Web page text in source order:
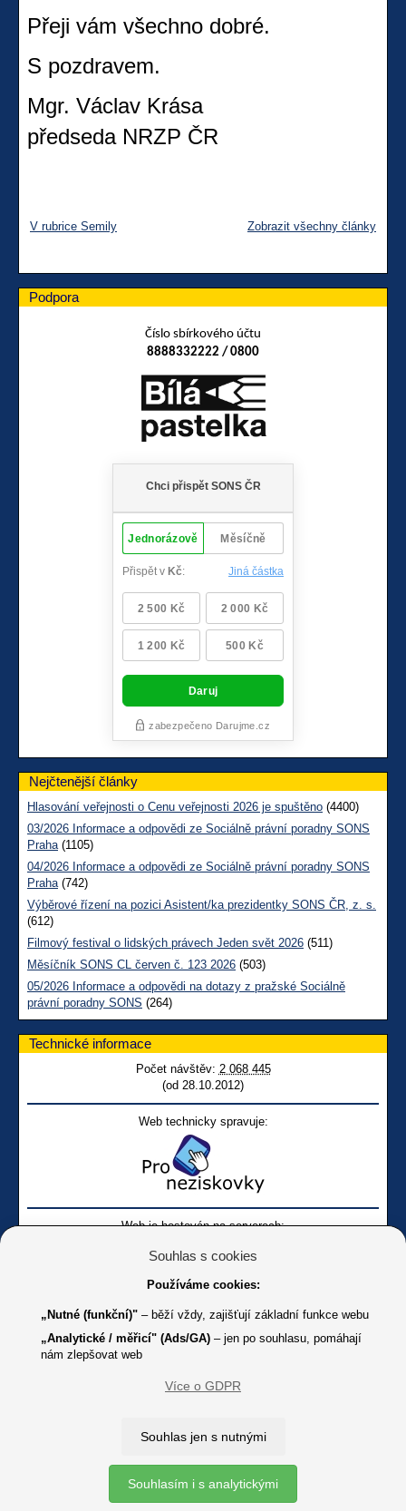
Přeji vám všechno dobré.
S pozdravem.
Mgr. Václav Krása
předseda NRZP ČR
V rubrice Semily Zobrazit všechny články
Podpora
Číslo sbírkového účtu
8888332222 / 0800
Nejčtenější články
Hlasování veřejnosti o Cenu veřejnosti 2026 je spuštěno (4400)
03/2026 Informace a odpovědi ze Sociálně právní poradny SONS
Praha(1105)
04/2026 Informace a odpovědi ze Sociálně právní poradny SONS
Praha(742)
Výběrové řízení na pozici Asistent/ka prezidentky SONS ČR, z. s.
(612)
Filmový festival o lidských právech Jeden svět 2026 (511)
Měsíčník SONS CL červen č. 123 2026 (503)
05/2026 Informace a odpovědi na dotazy z pražské Sociálně
právní poradny SONS (264)
Technické informace
Počet návštěv: 2 068 445
(od 28.10.2012)
Web technicky spravuje:
Web je hostován na serverech:
Online
Youtube SONS
K jakémukoliv užití textů a obrázků uvedených na tomto serveru je
Copyright © 2012 - 2026 SONS ČR, z. s.
Ochrana osobních údajů (GDPR)
Souhlas s cookies
Používáme cookies:
„Nutné (funkční)" – běží vždy, zajišťují základní funkce webu
„Analytické / měřicí" (Ads/GA) – jen po souhlasu, pomáhají
nám zlepšovat web
Více o GDPR
Souhlas jen s nutnými
Souhlasím i s analytickými